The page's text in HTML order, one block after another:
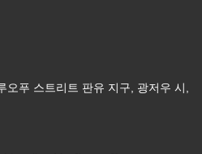
푸 스트리트 판유 지구, 광저우 시,